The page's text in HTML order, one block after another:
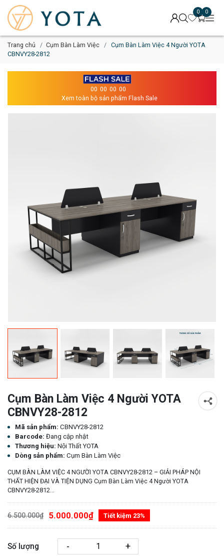
0 0
Trang chủ Cụm Bàn Làm Việc
Cụm Bàn Làm Việc 4 Người YOTA
CBNVY28-2812
00 00 00 00
Xem toàn bộ sản phẩm Flash Sale
Cụm Bàn Làm Việc 4 Người YOTA
CBNVY28-2812
Mã sản phẩm: CBNVY28-2812
Barcode: Đang cập nhật
Thương hiệu: Nội Thất YOTA
Dòng sản phẩm: Cụm Bàn Làm Việc
CỤM BÀN LÀM VIỆC 4 NGƯỜI YOTA CBNVY28-2812 – GIẢI PHÁP NỘI
THẤT HIỆN ĐẠI VÀ TIỆN DỤNG Cụm Bàn Làm Việc 4 Người YOTA
CBNVY28-2812...
6.500.000₫ 5.000.000₫ Tiết kiệm 23%
Số lượng - +